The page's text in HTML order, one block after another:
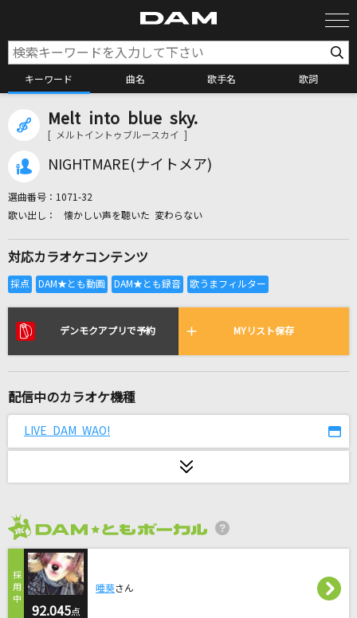
キーワード 曲名 歌手名 歌詞
カラオケ検索
カラオケ店舗検索
全国りれき
リアルタイムで歌われている曲の一覧
Five
Love Destiny
SUPER EIGHT
愛をこめて花束を
Melt into blue sky.
[ メルトイントゥブルースカイ ]
NIGHTMARE(ナイトメア)
選曲番号： 1071-32
懐かしい声を聴いた 変わらない
対応カラオケコンテンツ
デンモクアプリで予約 MYリスト保存
配信中のカラオケ機種
LIVE DAM WAO!
92.045点
唖葵さん